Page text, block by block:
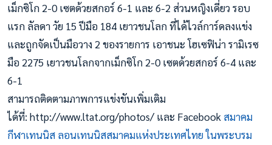
เม็กซิโก 2-0 เซตด้วยสกอร์ 6-1 และ 6-2 ส่วนหญิงเดี่ยว รอบ
แรก ลัลดา วัย 15 ปีมือ 184 เยาวชนโลก ที่ได้ไวล์การ์ดลงแข่ง
และถูกจัดเป็นมือวาง 2 ของรายการ เอาชนะ โฮเซฟิน่า รามิเรซ
มือ 2275 เยาวชนโลกจากเม็กซิโก 2-0 เซตด้วยสกอร์ 6-4 และ
6-1
สามารถติดตามภาพการแข่งขันเพิ่มเติม
ได้ที่: http://www.ltat.org/photos/ และ Facebook สมาคม
กีฬาเทนนิส ลอนเทนนิสสมาคมแห่งประเทศไทย ในพระบรม